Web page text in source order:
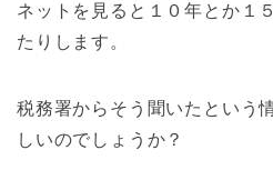
ネットを見ると１０年とか１
たりします。
税務署からそう聞いたという
しいのでしょうか？